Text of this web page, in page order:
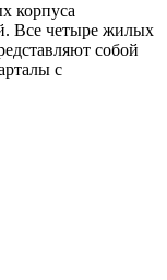
корпуса
Все четыре жилых
собой
с